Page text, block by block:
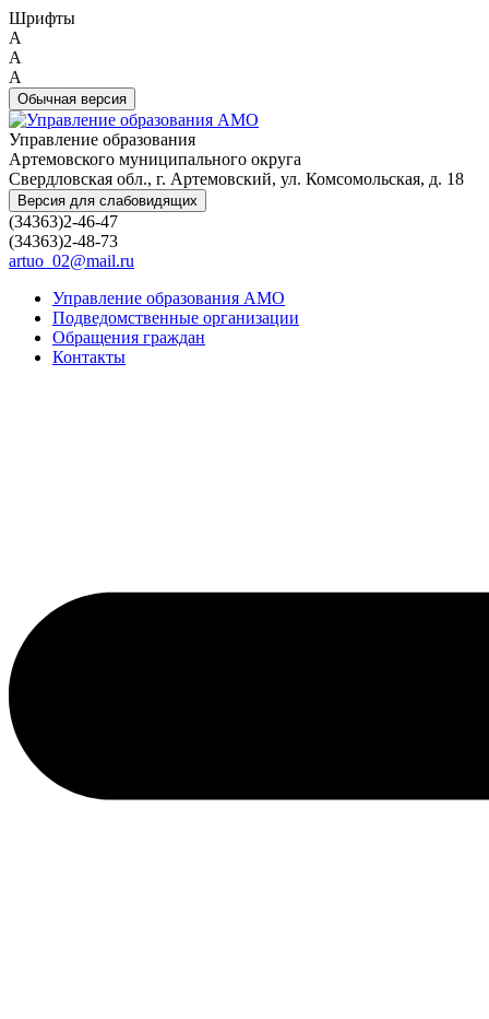
Шрифты
A
A
A
Обычная версия
Управление образования
Артемовского муниципального округа
Свердловская обл., г. Артемовский, ул. Комсомольская, д. 18
Версия для слабовидящих
(34363)2-46-47
(34363)2-48-73
artuo_02@mail.ru
Управление образования АМО
Подведомственные организации
Обращения граждан
Контакты